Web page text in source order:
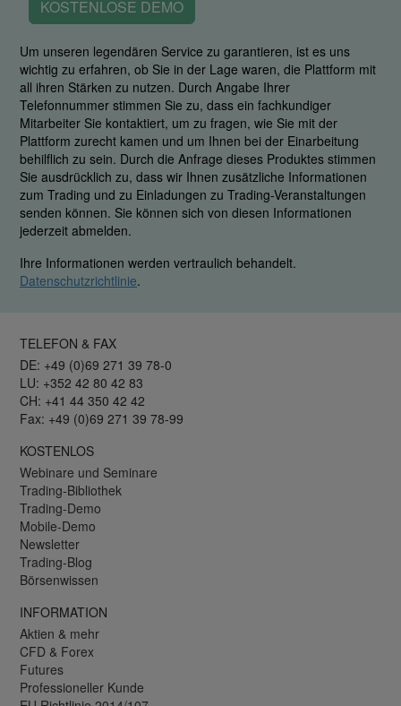
KOSTENLOSE DEMO
Um unseren legendären Service zu garantieren, ist es uns
wichtig zu erfahren, ob Sie in der Lage waren, die Plattform mit
all ihren Stärken zu nutzen. Durch Angabe Ihrer
Telefonnummer stimmen Sie zu, dass ein fachkundiger
Mitarbeiter Sie kontaktiert, um zu fragen, wie Sie mit der
Plattform zurecht kamen und um Ihnen bei der Einarbeitung
behilflich zu sein. Durch die Anfrage dieses Produktes stimmen
Sie ausdrücklich zu, dass wir Ihnen zusätzliche Informationen
zum Trading und zu Einladungen zu Trading-Veranstaltungen
senden können. Sie können sich von diesen Informationen
jederzeit abmelden.
Ihre Informationen werden vertraulich behandelt.
Datenschutzrichtlinie.
TELEFON & FAX
DE: +49 (0)69 271 39 78-0
LU: +352 42 80 42 83
CH: +41 44 350 42 42
Fax: +49 (0)69 271 39 78-99
KOSTENLOS
Webinare und Seminare
Trading-Bibliothek
Trading-Demo
Mobile-Demo
Newsletter
Trading-Blog
Börsenwissen
INFORMATION
Aktien & mehr
CFD & Forex
Futures
Professioneller Kunde